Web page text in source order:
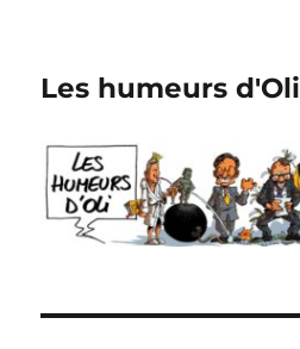
Les humeurs d'Oli